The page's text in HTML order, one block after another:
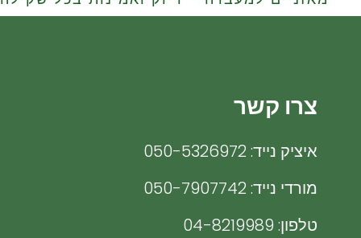
צרו קשר
איציק נייד: 050-5326972
מורדי נייד: 050-7907742
טלפון: 04-8219989